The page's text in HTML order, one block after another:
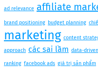
ad relevance affiliate
brand positioning budget planning
marketing content
approach các sai lầm data-driven
ranking facebook ads giá trị sản phẩm